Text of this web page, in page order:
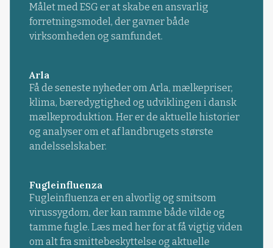
Målet med ESG er at skabe en ansvarlig
forretningsmodel, der gavner både
virksomheden og samfundet.
Arla
Få de seneste nyheder om Arla, mælkepriser,
klima, bæredygtighed og udviklingen i dansk
mælkeproduktion. Her er de aktuelle historier
og analyser om et af landbrugets største
andelsselskaber.
Fugleinfluenza
Fugleinfluenza er en alvorlig og smitsom
virussygdom, der kan ramme både vilde og
tamme fugle. Læs med her for at få vigtig viden
om alt fra smittebeskyttelse og aktuelle